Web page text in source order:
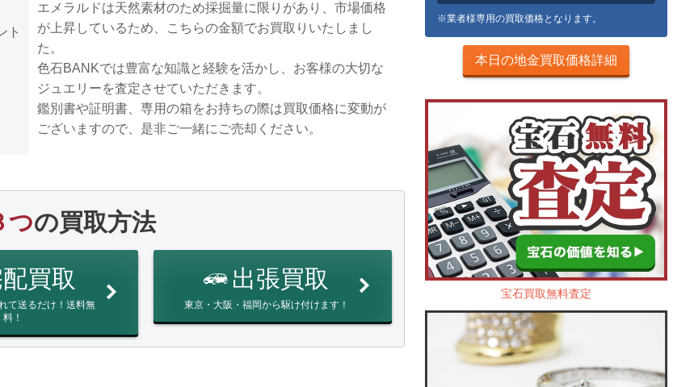
ト
エメラルドは天然素材のため採掘量に限りがあり、市場価格
が上昇しているため、こちらの金額でお買取りいたしまし
た。
色石BANKでは豊富な知識と経験を活かし、お客様の大切な
ジュエリーを査定させていただきます。
鑑別書や証明書、専用の箱をお持ちの際は買取価格に変動が
ございますので、是非ご一緒にご売却ください。
つの買取方法
買取
て送るだけ！送料無
料！
出張買取
東京・大阪・福岡から駆け付けます！
※業者様専用の買取価格となります。
本日の地金買取価格詳細
宝石買取無料査定